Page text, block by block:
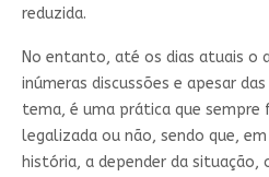
reduzida.
No entanto, até os dias atuais o
inúmeras discussões e apesar
tema, é uma prática que sempre
legalizada ou não, sendo que,
história, a depender da situação,